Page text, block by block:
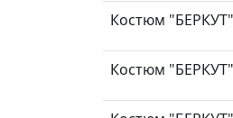
Костюм
Костюм